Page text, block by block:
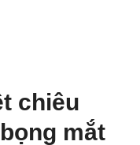
chiêu
mắt